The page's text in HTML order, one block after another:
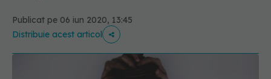
Publicat pe 06 iun 2020, 13:45
Distribuie acest articol